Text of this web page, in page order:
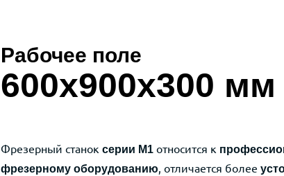
Рабочее поле
600х900х300 мм
Фрезерный станок серии M1 относится к
фрезерному оборудованию, отличается более